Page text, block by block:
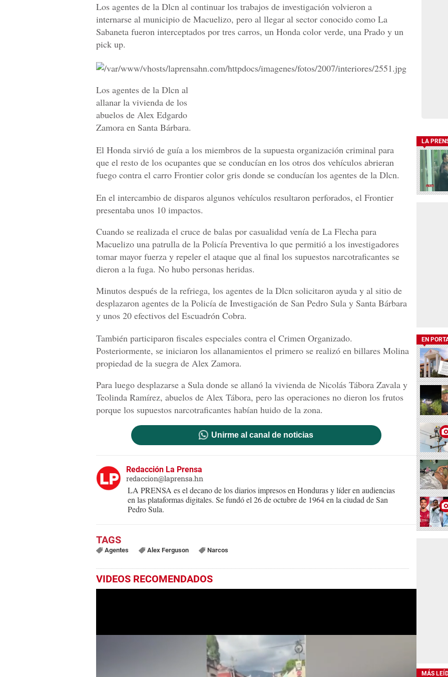
Los agentes de la Dlcn al continuar los trabajos de investigación volvieron a
internarse al municipio de Macuelizo, pero al llegar al sector conocido como La
Sabaneta fueron interceptados por tres carros, un Honda color verde, una Prado y un
pick up.
Los agentes de la Dlcn al
allanar la vivienda de los
abuelos de Alex Edgardo
Zamora en Santa Bárbara.
El Honda sirvió de guía a los miembros de la supuesta organización criminal para
que el resto de los ocupantes que se conducían en los otros dos vehículos abrieran
fuego contra el carro Frontier color gris donde se conducían los agentes de la Dlcn.
En el intercambio de disparos algunos vehículos resultaron perforados, el Frontier
presentaba unos 10 impactos.
Cuando se realizada el cruce de balas por casualidad venía de La Flecha para
Macuelizo una patrulla de la Policía Preventiva lo que permitió a los investigadores
tomar mayor fuerza y repeler el ataque que al final los supuestos narcotraficantes se
dieron a la fuga. No hubo personas heridas.
Minutos después de la refriega, los agentes de la Dlcn solicitaron ayuda y al sitio de
desplazaron agentes de la Policía de Investigación de San Pedro Sula y Santa Bárbara
y unos 20 efectivos del Escuadrón Cobra.
También participaron fiscales especiales contra el Crimen Organizado.
Posteriormente, se iniciaron los allanamientos el primero se realizó en billares Molina
propiedad de la suegra de Alex Zamora.
Para luego desplazarse a Sula donde se allanó la vivienda de Nicolás Tábora Zavala y
Teolinda Ramírez, abuelos de Alex Tábora, pero las operaciones no dieron los frutos
porque los supuestos narcotraficantes habían huido de la zona.
Unirme al canal de noticias
Redacción La Prensa
redaccion@laprensa.hn
LA PRENSA es el decano de los diarios impresos en Honduras y líder en audiencias
en las plataformas digitales. Se fundó el 26 de octubre de 1964 en la ciudad de San
Pedro Sula.
Agentes Alex Ferguson Narcos
VIDEOS RECOMENDADOS
LA
EN
MÁS